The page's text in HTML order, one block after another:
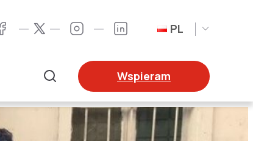
FacebookTwitter InstagramLinkedIn PL
Wspieram